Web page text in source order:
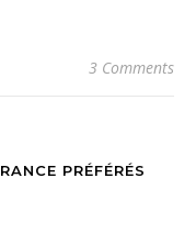
3 Comments
PRÉFÉRÉS